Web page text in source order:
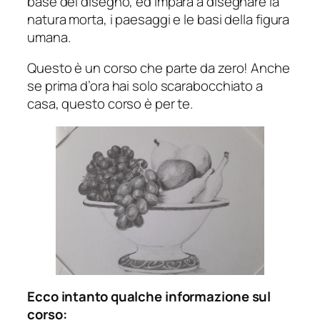
natura morta, i paesaggi e le basi della figura
umana.
Questo è un corso che parte da zero! Anche
se prima d’ora hai solo scarabocchiato a
casa, questo corso è per te.
Ecco intanto qualche informazione sul
corso: